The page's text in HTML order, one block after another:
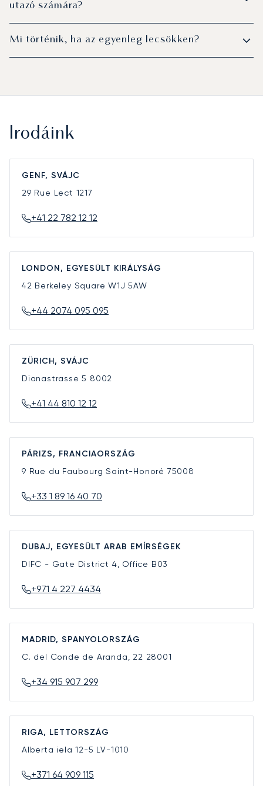
utazó számára?
Mi történik, ha az egyenleg lecsökken?
Irodáink
GENF, SVÁJC
29 Rue Lect 1217
+41 22 782 12 12
LONDON, EGYESÜLT KIRÁLYSÁG
42 Berkeley SquareW1J 5AW
+44 2074 095 095
ZÜRICH, SVÁJC
Dianastrasse 5 8002
+41 44 810 12 12
PÁRIZS, FRANCIAORSZÁG
9 Rue du Faubourg Saint-Honoré 75008
+33 1 89 16 40 70
DUBAJ, EGYESÜLT ARAB EMÍRSÉGEK
DIFC - Gate District 4, Office B03
+971 4 227 4434
MADRID, SPANYOLORSZÁG
C. del Conde de Aranda, 22 28001
+34 915 907 299
RIGA, LETTORSZÁG
Alberta iela 12-5 LV-1010
+371 64 909 115